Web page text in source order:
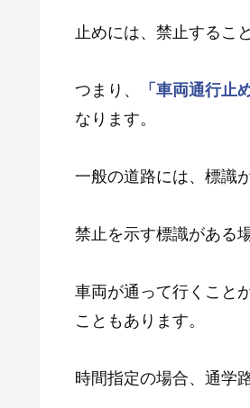
止めには、禁止するこ
つまり、 「車両通行止め
なります。
一般の道路には、標識
禁止を示す標識がある
車両が通って行くこと
こともあります。
時間指定の場合、通学